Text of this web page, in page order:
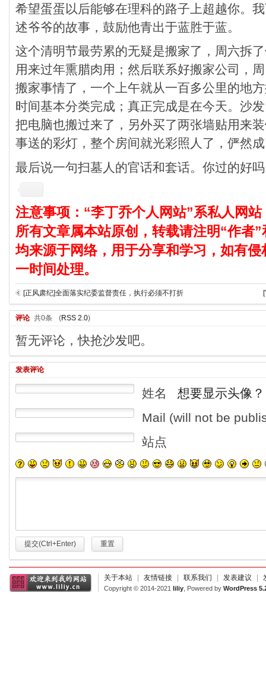
希望蛋蛋以后能够在理科的路子上超越你。
述爷爷的故事，鼓励他青出于蓝胜于蓝。
这个清明节最劳累的无疑是搬家了，周六拆
用来过年熏腊肉用；然后联系好搬家公司，
搬家事情了，一个上午就从一百多公里的地
时间基本分类完成；真正完成是在今天。沙
把电脑也搬过来了，另外买了两张墙贴用来
事送的彩灯，整个房间就光彩照人了，俨然
最后说一句扫墓人的官话和套话。你过的好
注意事项：“李丁乔个人网站”系私人网
所有文章属本站原创，转载请注明“作者
均来源于网络，用于分享和学习，如有
一时间处理。
[正风肃纪]全面落实纪委监督责任，执行必须不打折
评论 共0条 (RSS 2.0)
暂无评论，快抢沙发吧。
发表评论
姓名
想要显示头像？
Mail (will not be
站点
提交(Ctrl+Enter) 重置
关于本站 | 友情链接 | 联系我们 | 发表建议 |
Copyright © 2014-2021 liliy , Powered by WordPress